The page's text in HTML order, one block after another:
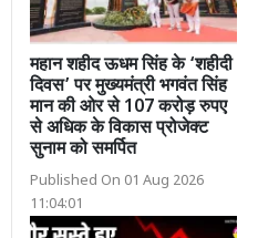
महान शहीद ऊधम सिंह के ‘शहीदी
दिवस’ पर मुख्यमंत्री भगवंत सिंह
मान की ओर से 107 करोड़ रुपए
से अधिक के विकास प्रोजेक्ट
सुनाम को समर्पित
Published On 01 Aug 2026
11:04:01